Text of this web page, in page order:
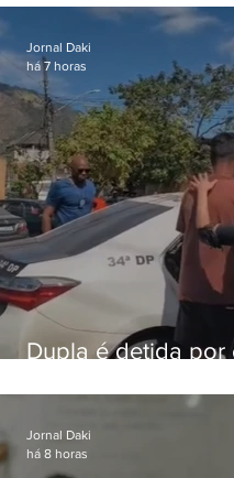
foragido
Dupla é detida por
Bangu
Jornal Daki
há 7 horas
Jornal Daki
há 8 horas